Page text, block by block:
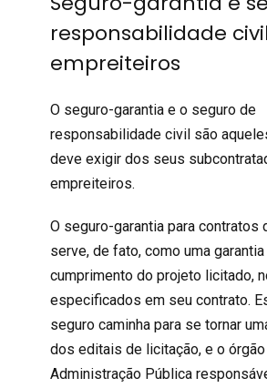
responsabilidade
empreiteiros
O seguro-garantia e o seguro de
responsabilidade civil são
deve exigir dos seus
empreiteiros.
O seguro-garantia para contratos
serve, de fato, como uma
cumprimento do projeto licitado,
especificados em seu contrato.
seguro caminha para se tornar
dos editais de licitação, e o
Administração Pública